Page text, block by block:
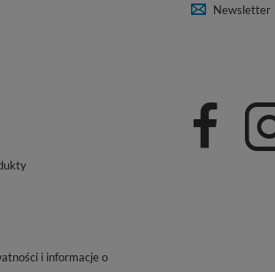
Newsletter
i informacje o